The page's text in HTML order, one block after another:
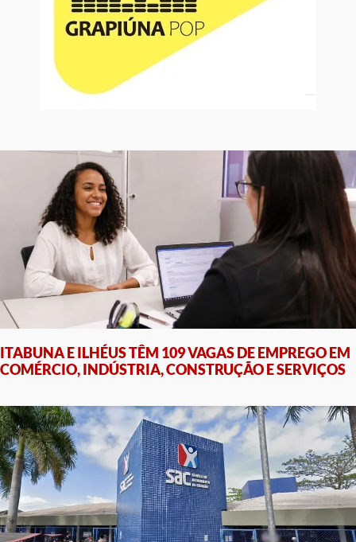
ITABUNA E ILHÉUS TÊM 109 VAGAS DE EMPREGO EM
COMÉRCIO, INDÚSTRIA, CONSTRUÇÃO E SERVIÇOS